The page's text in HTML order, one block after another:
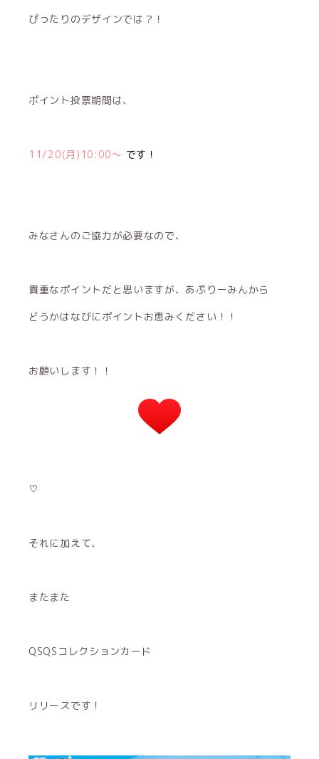
ぴったりのデザインでは？！
ポイント投票期間は、
11/20(月)10:00〜 です！
みなさんのご協力が必要なので、
貴重なポイントだと思いますが、あぷりーみんから
どうかはなびにポイントお恵みください！！
お願いします！！
♡
それに加えて、
またまた
QSQSコレクションカード
リリースです！